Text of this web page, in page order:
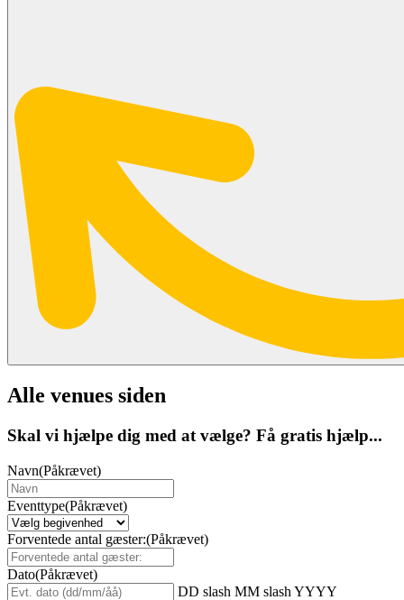
Alle venues siden
Skal vi hjælpe dig med at vælge? Få gratis hjælp...
Navn(Påkrævet)
Eventtype(Påkrævet)
Forventede antal gæster:(Påkrævet)
Dato(Påkrævet)
DD slash MM slash YYYY